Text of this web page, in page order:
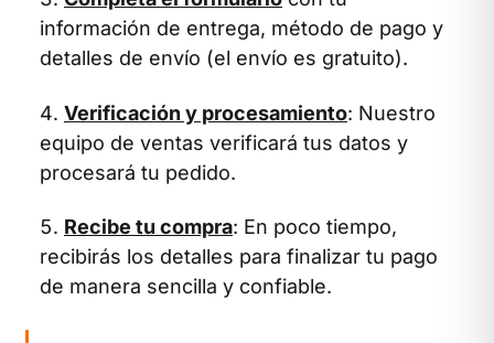
información de entrega, método de pago y
detalles de envío (el envío es gratuito).
Verificación y procesamiento: Nuestro
equipo de ventas verificará tus datos y
procesará tu pedido.
Recibe tu compra: En poco tiempo,
recibirás los detalles para finalizar tu pago
de manera sencilla y confiable.